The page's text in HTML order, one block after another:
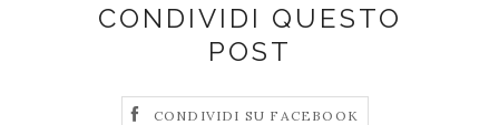
CONDIVIDI QUESTO
POST
CONDIVIDI SU FACEBOOK